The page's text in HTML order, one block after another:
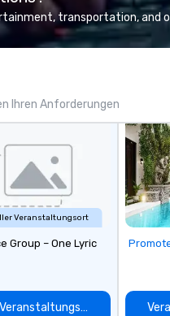
transportation, and
Ihren Anforderungen
Veranstaltungsort
Group – One Lyric
Veranstaltungsort auswählen